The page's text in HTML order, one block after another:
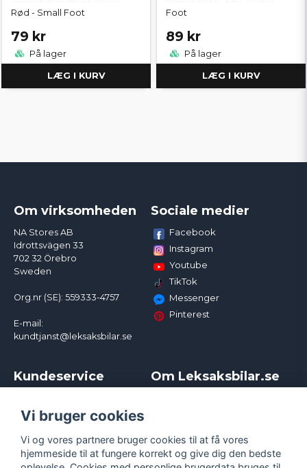
Rød - Small Foot
79 kr
På lager
LÆG I KURV
Foot
89 kr
På lager
LÆG I KURV
Om virksomheden
NA Stores AB
Idrottsvägen 33
702 32 Örebro
Sweden
Org.nr (SE): 559333-4757
E-mail:
kundtjanst@leksaksbilar.se
Sociale medier
Facebook
Instagram
Youtube
TikTok
Messenger
Pinterest
Kundeservice
Kampagner og rabatter
Reklamation
Policy chase cars
Returnera
Om Leksaksbilar.se
Handelsbetingelser
Persondatapolitik
Vi bruger cookies
Vi og vores partnere bruger cookies til at få vores
hjemmeside til at fungere korrekt og give dig den bedste